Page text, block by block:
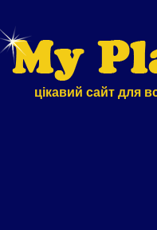
цікавий сайт для